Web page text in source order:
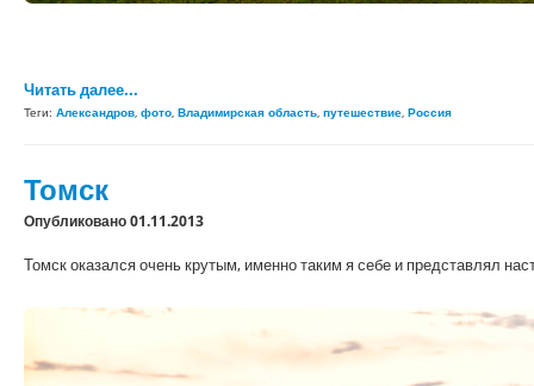
Читать далее...
Теги: Александров, фото, Владимирская область, путешествие, Россия
Томск
Опубликовано 01.11.2013
Томск оказался очень крутым, именно таким я себе и представлял